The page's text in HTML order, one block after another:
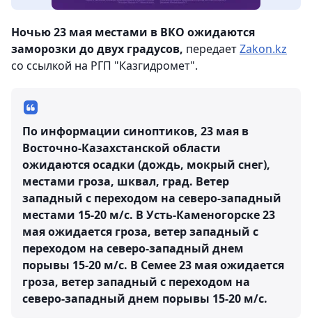
Ночью 23 мая местами в ВКО ожидаются
заморозки до двух градусов, передаетZakon.kz
со ссылкой на РГП "Казгидромет".
По информации синоптиков, 23 мая в
Восточно-Казахстанской области
ожидаются осадки (дождь, мокрый снег),
местами гроза, шквал, град. Ветер
западный с переходом на северо-западный
местами 15-20 м/с. В Усть-Каменогорске 23
мая ожидается гроза, ветер западный с
переходом на северо-западный днем
порывы 15-20 м/с. В Семее 23 мая ожидается
гроза, ветер западный с переходом на
северо-западный днем порывы 15-20 м/с.